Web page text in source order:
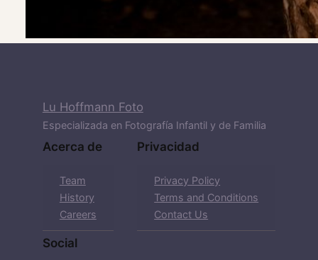
Lu Hoffmann Foto
Especializada en Fotografía Infantil y de Familia
Acerca de
Team
History
Careers
Privacidad
Privacy Policy
Terms and Conditions
Contact Us
Social